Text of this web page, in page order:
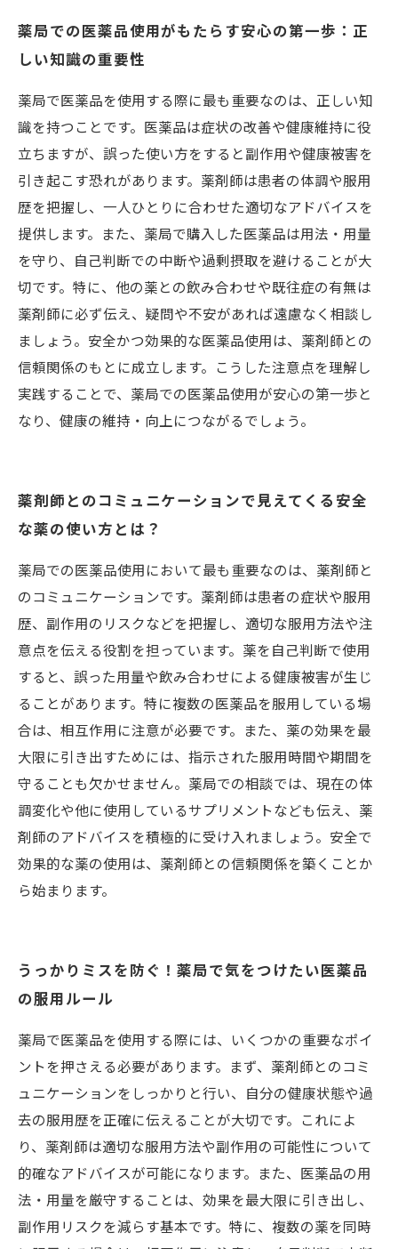
と対策
正しい医薬品使用で健康維持へ：薬局が支える
あなたの毎日
医薬品の効果を最大化！薬局での相談が鍵とな
る理由
医薬品の不適切使用が招く危険性とは？知って
おきたい基礎知識
薬局での医薬品使用がもたらす安心の第一歩：正
しい知識の重要性
薬局で医薬品を使用する際に最も重要なのは、正しい知
識を持つことです。医薬品は症状の改善や健康維持に役
立ちますが、誤った使い方をすると副作用や健康被害を
引き起こす恐れがあります。薬剤師は患者の体調や服用
歴を把握し、一人ひとりに合わせた適切なアドバイスを
提供します。また、薬局で購入した医薬品は用法・用量
を守り、自己判断での中断や過剰摂取を避けることが大
切です。特に、他の薬との飲み合わせや既往症の有無は
薬剤師に必ず伝え、疑問や不安があれば遠慮なく相談し
ましょう。安全かつ効果的な医薬品使用は、薬剤師との
信頼関係のもとに成立します。こうした注意点を理解し
実践することで、薬局での医薬品使用が安心の第一歩と
なり、健康の維持・向上につながるでしょう。
薬剤師とのコミュニケーションで見えてくる安全
な薬の使い方とは？
薬局での医薬品使用において最も重要なのは、薬剤師と
のコミュニケーションです。薬剤師は患者の症状や服用
歴、副作用のリスクなどを把握し、適切な服用方法や注
意点を伝える役割を担っています。薬を自己判断で使用
すると、誤った用量や飲み合わせによる健康被害が生じ
ることがあります。特に複数の医薬品を服用している場
合は、相互作用に注意が必要です。また、薬の効果を最
大限に引き出すためには、指示された服用時間や期間を
守ることも欠かせません。薬局での相談では、現在の体
調変化や他に使用しているサプリメントなども伝え、薬
剤師のアドバイスを積極的に受け入れましょう。安全で
効果的な薬の使用は、薬剤師との信頼関係を築くことか
ら始まります。
うっかりミスを防ぐ！薬局で気をつけたい医薬品
の服用ルール
薬局で医薬品を使用する際には、いくつかの重要なポイ
ントを押さえる必要があります。まず、薬剤師とのコミ
ュニケーションをしっかりと行い、自分の健康状態や過
去の服用歴を正確に伝えることが大切です。これによ
り、薬剤師は適切な服用方法や副作用の可能性について
的確なアドバイスが可能になります。また、医薬品の用
法・用量を厳守することは、効果を最大限に引き出し、
副作用リスクを減らす基本です。特に、複数の薬を同時